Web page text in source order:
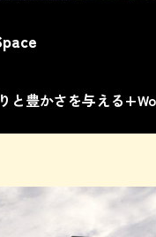
と豊かさを与える